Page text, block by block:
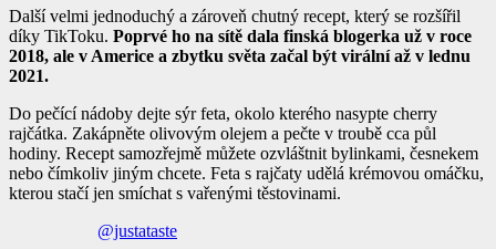
Další velmi jednoduchý a zároveň chutný recept, který se rozšířil
díky TikToku. Poprvé ho na sítě dala finská blogerka už v roce
2018, ale v Americe a zbytku světa začal být virální až v lednu
2021.
Do pečící nádoby dejte sýr feta, okolo kterého nasypte cherry
rajčátka. Zakápněte olivovým olejem a pečte v troubě cca půl
hodiny. Recept samozřejmě můžete ozvláštnit bylinkami, česnekem
nebo čímkoliv jiným chcete. Feta s rajčaty udělá krémovou omáčku,
kterou stačí jen smíchat s vařenými těstovinami.
@justataste